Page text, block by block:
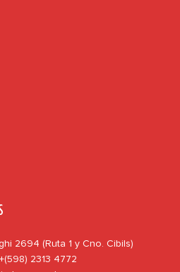
2694 (Ruta 1 y Cno. Cibils)
2313 4772